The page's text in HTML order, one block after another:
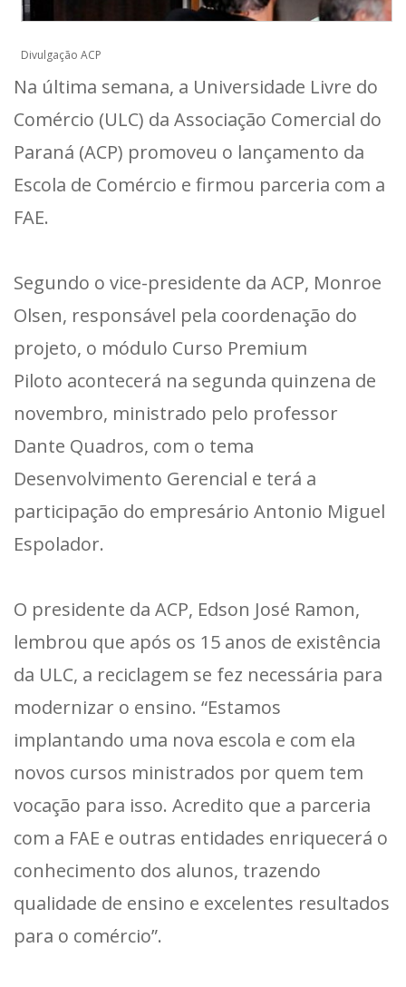
Divulgação ACP
Na última semana, a Universidade Livre do
Comércio (ULC) da Associação Comercial do
Paraná (ACP) promoveu o lançamento da
Escola de Comércio e firmou parceria com a
FAE.
Segundo o vice-presidente da ACP, Monroe
Olsen, responsável pela coordenação do
projeto, o módulo Curso Premium
Piloto acontecerá na segunda quinzena de
novembro, ministrado pelo professor
Dante Quadros, com o tema
Desenvolvimento Gerencial e terá a
participação do empresário Antonio Miguel
Espolador.
O presidente da ACP, Edson José Ramon,
lembrou que após os 15 anos de existência
da ULC, a reciclagem se fez necessária para
modernizar o ensino. “Estamos
implantando uma nova escola e com ela
novos cursos ministrados por quem tem
vocação para isso. Acredito que a parceria
com a FAE e outras entidades enriquecerá o
conhecimento dos alunos, trazendo
qualidade de ensino e excelentes resultados
para o comércio”.